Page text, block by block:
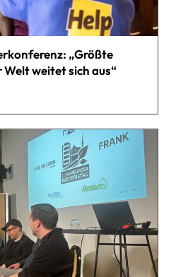
„Größte
weitet sich aus“